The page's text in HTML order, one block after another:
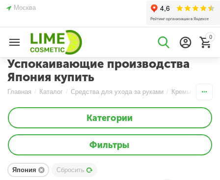
Москва
0
Успокаивающие производства
Япония купить
Главная / Каталог / Средства для ухода за руками / Кремы
Категории
Фильтры
Япония Сбросить